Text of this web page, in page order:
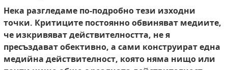
Нека разгледаме по-подробно тези изходни
точки. Критиците постоянно обвиняват медиите,
че изкривяват действителността, не я
пресъздават обективно, а сами конструират една
медийна действителност, която няма нищо или